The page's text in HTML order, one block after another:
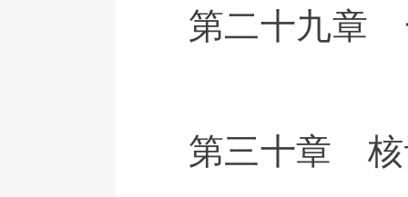
第二十九章
第三十章 核